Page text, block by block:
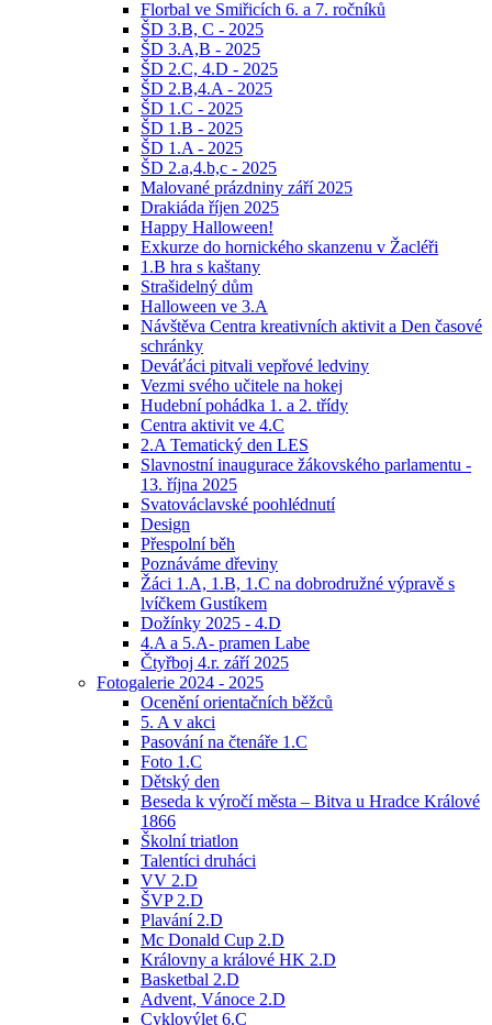
Florbal ve Smiřicích 6. a 7. ročníků
ŠD 3.B, C - 2025
ŠD 3.A,B - 2025
ŠD 2.C, 4.D - 2025
ŠD 2.B,4.A - 2025
ŠD 1.C - 2025
ŠD 1.B - 2025
ŠD 1.A - 2025
ŠD 2.a,4.b,c - 2025
Malované prázdniny září 2025
Drakiáda říjen 2025
Happy Halloween!
Exkurze do hornického skanzenu v Žacléři
1.B hra s kaštany
Strašidelný dům
Halloween ve 3.A
Návštěva Centra kreativních aktivit a Den časové
schránky
Deváťáci pitvali vepřové ledviny
Vezmi svého učitele na hokej
Hudební pohádka 1. a 2. třídy
Centra aktivit ve 4.C
2.A Tematický den LES
Slavnostní inaugurace žákovského parlamentu -
13. října 2025
Svatováclavské poohlédnutí
Design
Přespolní běh
Poznáváme dřeviny
Žáci 1.A, 1.B, 1.C na dobrodružné výpravě s
lvíčkem Gustíkem
Dožínky 2025 - 4.D
4.A a 5.A- pramen Labe
Čtyřboj 4.r. září 2025
Fotogalerie 2024 - 2025
Ocenění orientačních běžců
5. A v akci
Pasování na čtenáře 1.C
Foto 1.C
Dětský den
Beseda k výročí města – Bitva u Hradce Králové
1866
Školní triatlon
Talentíci druháci
VV 2.D
ŠVP 2.D
Plavání 2.D
Mc Donald Cup 2.D
Královny a králové HK 2.D
Basketbal 2.D
Advent, Vánoce 2.D
Cyklovýlet 6.C